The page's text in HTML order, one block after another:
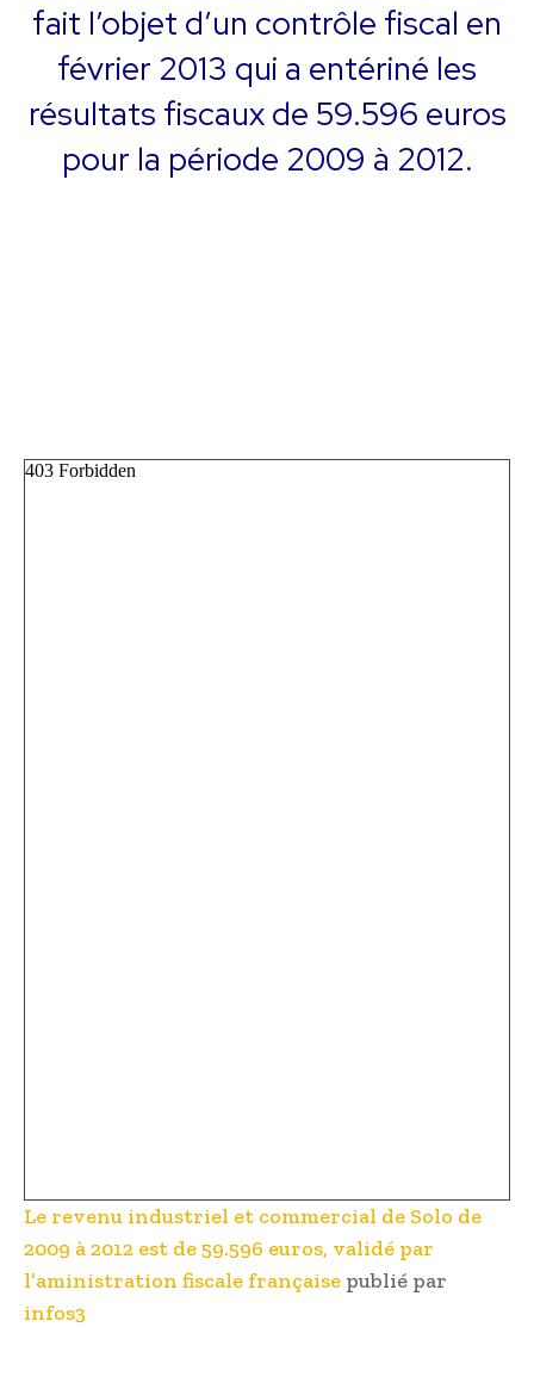
fait l’objet d’un contrôle fiscal en
février 2013 qui a entériné les
résultats fiscaux de 59.596 euros
pour la période 2009 à 2012.
Le revenu industriel et commercial de Solo de
2009 à 2012 est de 59.596 euros, validé par
l’aministration fiscale française publié par
infos3